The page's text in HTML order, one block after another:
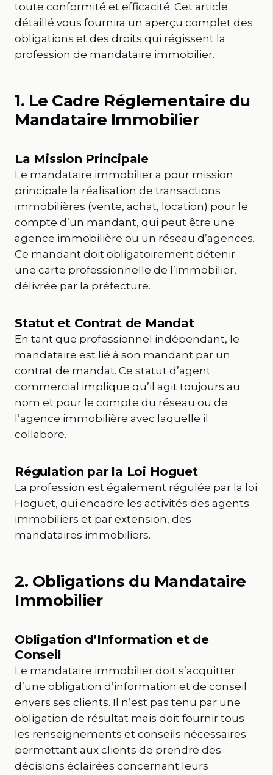
toute conformité et efficacité. Cet article
détaillé vous fournira un aperçu complet des
obligations et des droits qui régissent la
profession de mandataire immobilier.
1. Le Cadre Réglementaire du
Mandataire Immobilier
La Mission Principale
Le mandataire immobilier a pour mission
principale la réalisation de transactions
immobilières (vente, achat, location) pour le
compte d’un mandant, qui peut être une
agence immobilière ou un réseau d’agences.
Ce mandant doit obligatoirement détenir
une carte professionnelle de l’immobilier,
délivrée par la préfecture.
Statut et Contrat de Mandat
En tant que professionnel indépendant, le
mandataire est lié à son mandant par un
contrat de mandat. Ce statut d’agent
commercial implique qu’il agit toujours au
nom et pour le compte du réseau ou de
l’agence immobilière avec laquelle il
collabore.
Régulation par la Loi Hoguet
La profession est également régulée par la loi
Hoguet, qui encadre les activités des agents
immobiliers et par extension, des
mandataires immobiliers.
2. Obligations du Mandataire
Immobilier
Obligation d’Information et de
Conseil
Le mandataire immobilier doit s’acquitter
d’une obligation d’information et de conseil
envers ses clients. Il n’est pas tenu par une
obligation de résultat mais doit fournir tous
les renseignements et conseils nécessaires
permettant aux clients de prendre des
décisions éclairées concernant leurs